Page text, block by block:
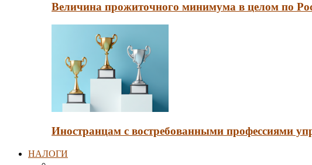
Величина прожиточного минимума в целом по
Иностранцам с востребованными профессиями
НАЛОГИ